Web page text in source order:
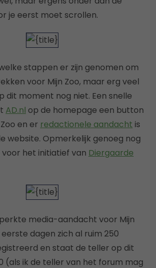
je eerst moet scrollen.
stappen er zijn genomen om
voor Mijn Zoo, maar erg veel
dit moment nog niet. Een snelle
AD.nl op de homepage een button
en er redactionele aandacht is
website. Opmerkelijk genoeg nog
het initiatief van Diergaarde
media-aandacht voor Mijn
dagen zich al ruim 250
en staat de teller op dit
(als ik de teller van het forum mag